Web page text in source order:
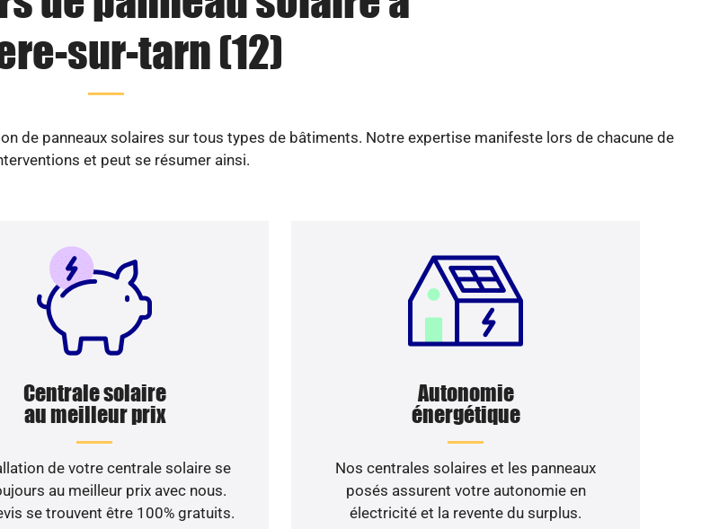
sur-tarn (12)
de panneaux solaires sur tous types de bâtiments. Notre expertise manifeste lors de chacune de
et peut se résumer ainsi.
Centrale solaire
au meilleur prix
de votre centrale solaire se
au meilleur prix avec nous.
se trouvent être 100% gratuits.
Autonomie
énergétique
Nos centrales solaires et les panneaux
posés assurent votre autonomie en
électricité et la revente du surplus.